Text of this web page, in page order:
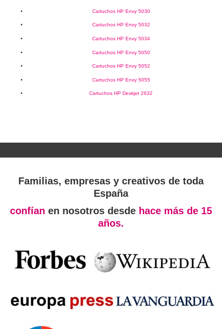
Cartuchos HP Envy 5030
Cartuchos HP Envy 5032
Cartuchos HP Envy 5034
Cartuchos HP Envy 5050
Cartuchos HP Envy 5052
Cartuchos HP Envy 5055
Cartuchos HP Deskjet 2632
Familias, empresas y creativos de toda
España
confían en nosotros desde hace más de 15
años.